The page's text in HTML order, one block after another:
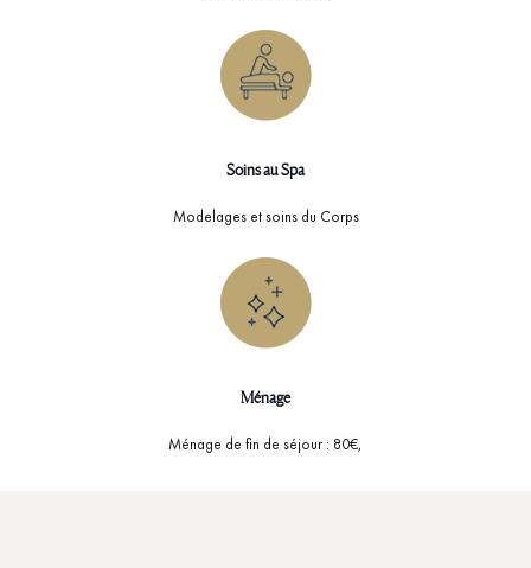
Soins au Spa
Modelages et soins du Corps
Ménage
Ménage de fin de séjour : 80€,